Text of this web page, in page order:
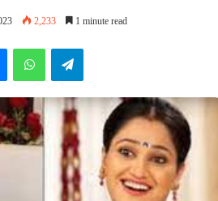
2,233 1 minute read
MessengerWhatsAppTelegram